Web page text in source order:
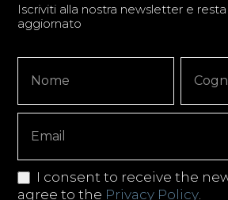
Iscriviti alla nostra newsletter e
aggiornato
Signup
Copy
I consent to receive the
agree to the Privacy Policy